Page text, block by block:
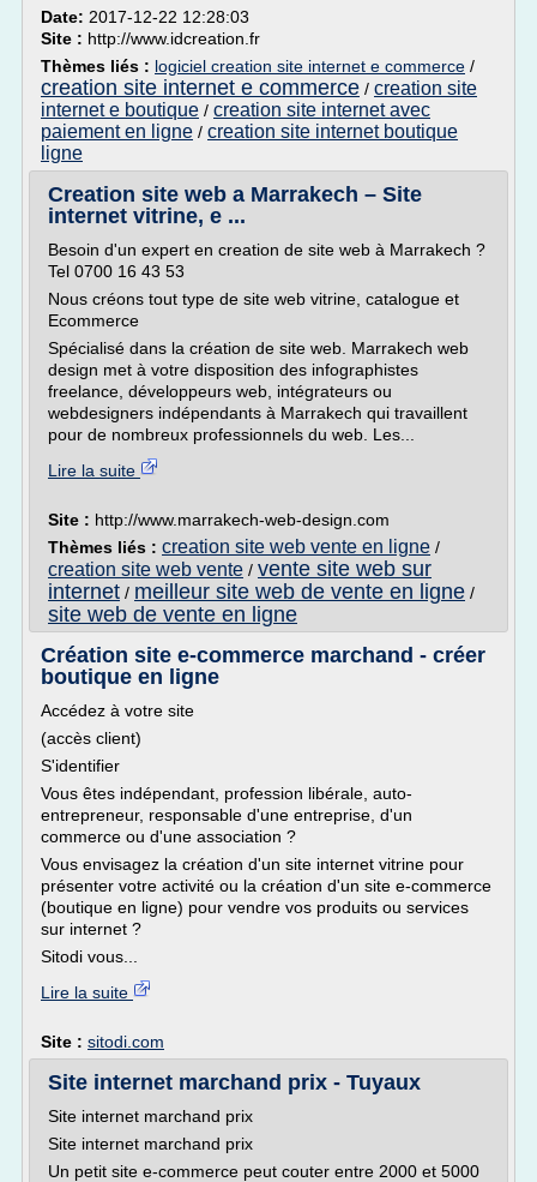
Date: 2017-12-22 12:28:03
Site : http://www.idcreation.fr
Thèmes liés : logiciel creation site internet e commerce /
creation site internet e commerce / creation site
internet e boutique / creation site internet avec
paiement en ligne / creation site internet boutique
ligne
Creation site web a Marrakech – Site
internet vitrine, e ...
Besoin d'un expert en creation de site web à Marrakech ?
Tel 0700 16 43 53
Nous créons tout type de site web vitrine, catalogue et
Ecommerce
Spécialisé dans la création de site web. Marrakech web
design met à votre disposition des infographistes
freelance, développeurs web, intégrateurs ou
webdesigners indépendants à Marrakech qui travaillent
pour de nombreux professionnels du web. Les...
Lire la suite
Site : http://www.marrakech-web-design.com
Thèmes liés : creation site web vente en ligne /
creation site web vente / vente site web sur
internet / meilleur site web de vente en ligne /
site web de vente en ligne
Création site e-commerce marchand - créer
boutique en ligne
Accédez à votre site
(accès client)
S'identifier
Vous êtes indépendant, profession libérale, auto-
entrepreneur, responsable d'une entreprise, d'un
commerce ou d'une association ?
Vous envisagez la création d'un site internet vitrine pour
présenter votre activité ou la création d'un site e-commerce
(boutique en ligne) pour vendre vos produits ou services
sur internet ?
Sitodi vous...
Lire la suite
Site : sitodi.com
Site internet marchand prix - Tuyaux
Site internet marchand prix
Site internet marchand prix
Un petit site e-commerce peut couter entre 2000 et 5000